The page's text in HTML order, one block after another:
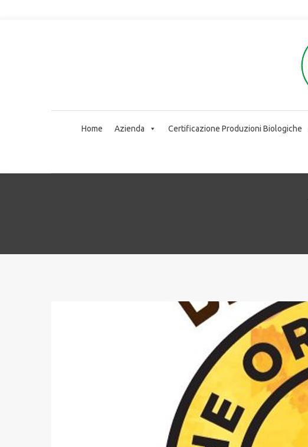
Home Azienda Certificazione Produzioni Biologiche